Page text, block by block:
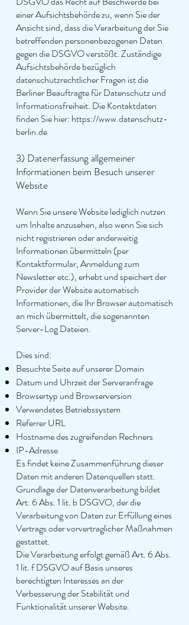
einer Aufsichtsbehörde zu, wenn Sie der
Ansicht sind, dass die Verarbeitung der Sie
betreffenden personenbezogenen Daten
gegen die DSGVO verstößt. Zuständige
Aufsichtsbehörde bezüglich
datenschutzrechtlicher Fragen ist die
Berliner Beauftragte für Datenschutz und
Informationsfreiheit. Die Kontaktdaten
finden Sie hier: https://www.datenschutz-
berlin.de
3) Datenerfassung allgemeiner
Informationen beim Besuch unserer
Website
Wenn Sie unsere Website lediglich nutzen
um Inhalte anzusehen, also wenn Sie sich
nicht registrieren oder anderweitig
Informationen übermitteln (per
Kontaktformular, Anmeldung zum
Newsletter etc.), erhebt und speichert der
Provider der Website automatisch
Informationen, die Ihr Browser automatisch
an mich übermittelt, die sogenannten
Server-Log Dateien.
Dies sind:
Besuchte Seite auf unserer Domain
Datum und Uhrzeit der Serveranfrage
Browsertyp und Browserversion
Verwendetes Betriebssystem
Referrer URL
Hostname des zugreifenden Rechners
IP-Adresse
Es findet keine Zusammenführung dieser
Daten mit anderen Datenquellen statt.
Grundlage der Datenverarbeitung bildet
Art. 6 Abs. 1 lit. b DSGVO, der die
Verarbeitung von Daten zur Erfüllung eines
Vertrags oder vorvertraglicher Maßnahmen
gestattet.
Die Verarbeitung erfolgt gemäß Art. 6 Abs.
1 lit. f DSGVO auf Basis unseres
berechtigten Interesses an der
Verbesserung der Stabilität und
Funktionalität unserer Website.